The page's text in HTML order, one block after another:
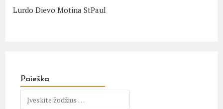
Lurdo Dievo Motina StPaul
Paieška